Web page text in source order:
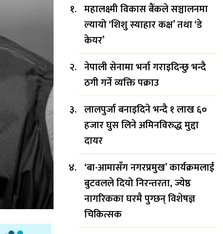
महालक्ष्मी विकास बैंकले सञ्चालनमा
ल्यायो ‘शिशु स्याहार कक्ष’ तथा ‘डे
केयर’
नेपाली सेनामा भर्ना गराइदिन्छु भन्दै
ठगी गर्ने व्यक्ति पक्राउ
लालपुर्जा बनाइदिने भन्दै १ लाख ६०
हजार घुस लिने अमिनविरुद्ध मुद्दा
दायर
‘बा-आमासँग नगरप्रमुख’ कार्यक्रमलाई
बुटवलले दियो निरन्तरता, ज्येष्ठ
नागरिकका घरमै पुग्छन् विशेषज्ञ
चिकित्सक